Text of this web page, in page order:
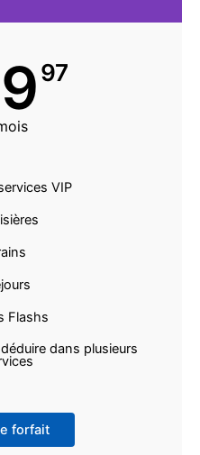
97
VIP
Flashs
dans plusieurs
forfait